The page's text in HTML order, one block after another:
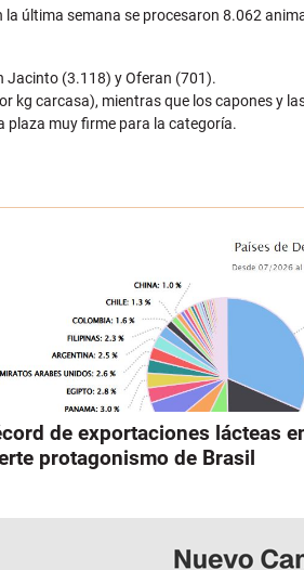
última semana se procesaron 8.062
Jacinto (3.118) y Oferan (701).
kg carcasa), mientras que los capones y
plaza muy firme para la categoría.
de exportaciones lácteas
protagonismo de Brasil